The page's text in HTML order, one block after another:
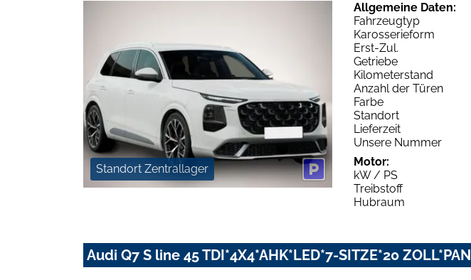
Standort Zentrallager
Allgemeine Daten:
Fahrzeugtyp
Karosserieform
Erst-Zul.
Getriebe
Kilometerstand
Anzahl der Türen
Farbe
Standort
Lieferzeit
Unsere Nummer
Motor:
kW / PS
Treibstoff
Hubraum
Audi Q7 S line 45 TDI*4X4*AHK*LED*7-SITZE*20 ZOLL*PAN